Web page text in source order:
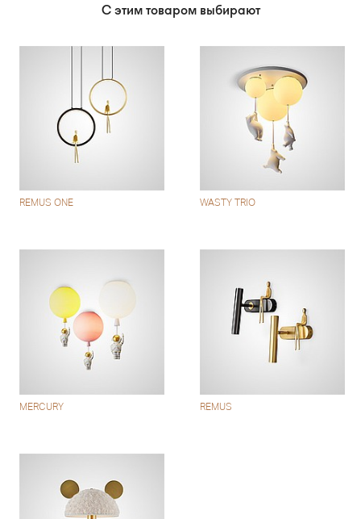
С этим товаром выбирают
REMUS ONE WASTY TRIO
MERCURY REMUS